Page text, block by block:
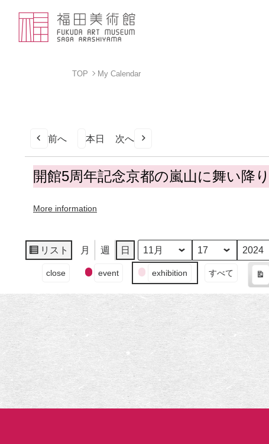
TOP My Calendar
前へ 本日 次へ
開
館
周
念
京
嵐
に
舞
降
り
た
奇
開館5周年記念京都の嵐山に舞い降
More information
リスト
表
月 週 日
月
日
年
ン
ゴ
リ
close event exhibition すべて
示